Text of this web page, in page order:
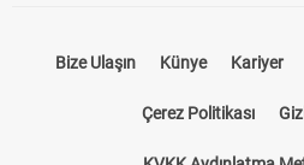
Bize Ulaşın Künye Kariyer
Çerez Politikası